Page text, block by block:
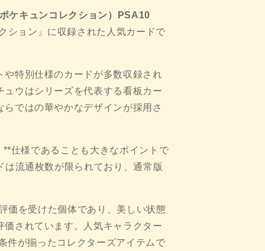
ケキュンコレクション）PSA10
ション」に収録された人気カードで
特別仕様のカードが多数収録され
ウはシリーズを代表する看板カー
ではの華やかなデザインが採用さ
仕様であることも大きなポイントで
流通枚数が限られており、通常版
価を受けた個体であり、美しい状態
されています。人気キャラクター
件が揃ったコレクターズアイテムで